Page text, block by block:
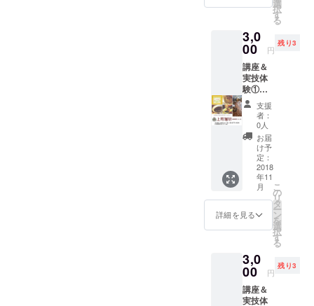
の先の
光輝く
見えて
来ま
す。 大
切な御
縁あな
たを、
お待ち
してい
ます。
場所 大
阪市北
区天神
橋4丁目
8-25長
田ビル
2018年
11月〜
2019年
3月末日
cm ※通
常販売
価格
5000円
→3000
円 ブロ
グ
http://a
meblo.j
p/rik
a511m
仕上げ
た。 バ
ンドの
部分は
繊 細な
模様に
なって
いま
す。 ク
リスタ
ルはあ
らゆる
物を浄
化する
と言わ
れてい
ます。
●メイン
mm ●長
さ
15~23c
m ※通常
販売価
選
択
す
る
3,0
00 円
残り3
講座＆
実技体
験①
【ハン
ドド
リップ
コー
ヒー
編】 ※
場所：
上町珈
琲（大
阪市天
王寺
区）
※11/11
日曜
日、約
１時
間 ※
希望日
支援
者：
0人
お届
け予
定：
2018
年11
月
詳細を見る
こ
の
リ
タ
ー
ン
を
選
択
す
る
3,0
00 円
残り3
講座＆
実技体